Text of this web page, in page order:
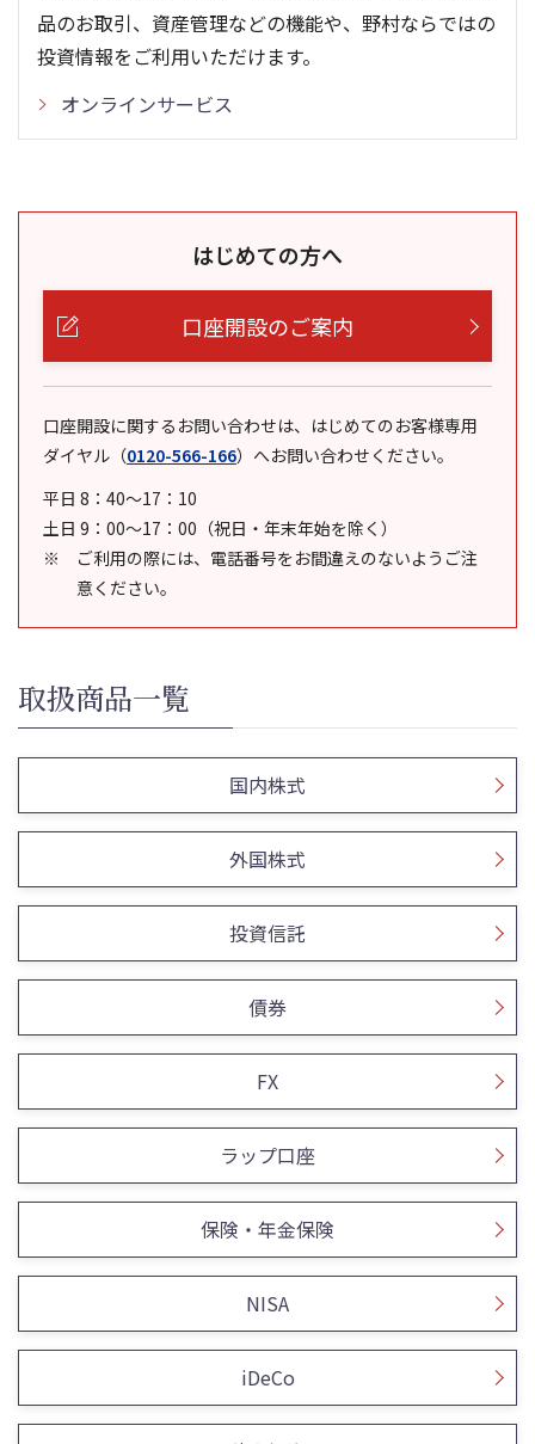
品のお取引、資産管理などの機能や、野村ならではの
投資情報をご利用いただけます。
オンラインサービス
はじめての方へ
口座開設のご案内
口座開設に関するお問い合わせは、はじめてのお客様専用
ダイヤル （0120-566-166） へお問い合わせください。
平日 8：40～17：10
土日 9：00～17：00（祝日・年末年始を除く）
ご利用の際には、電話番号をお間違えのないようご注
意ください。
取扱商品一覧
国内株式
外国株式
投資信託
債券
FX
ラップ口座
保険・年金保険
NISA
iDeCo